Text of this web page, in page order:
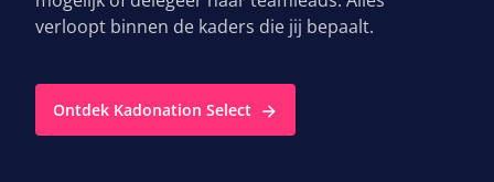
verloopt binnen de kaders die jij bepaalt.
Ontdek Kadonation Select